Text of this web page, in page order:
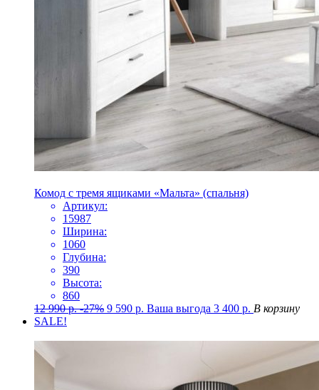
Комод с тремя ящиками «Мальта» (спальня)
Артикул:
15987
Ширина:
1060
Глубина:
390
Высота:
860
12 990р. -27% 9 590 р. Ваша выгода 3 400 р. В корзину
SALE!